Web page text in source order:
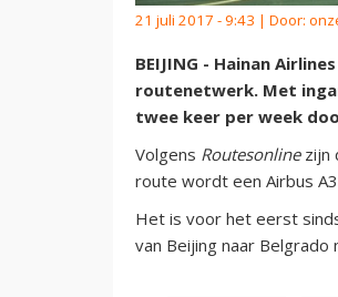
21 juli 2017 - 9:43 | Door:
BEIJING - Hainan
routenetwerk. Met
twee keer per week
Volgens Routesonlinezijn
route wordt een Airbus
Het is voor het eerst
van Beijing naar